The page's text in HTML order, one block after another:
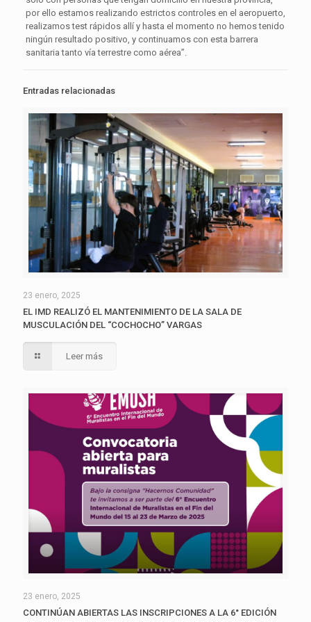
por ello estamos realizando estrictos controles en el aeropuerto,
realizamos test rápidos allí y hasta el momento no hemos tenido
ningún resultado positivo, y continuamos con esta barrera
sanitaria tanto vía terrestre como aérea”.
Entradas relacionadas
23 enero, 2025
EL IMD REALIZÓ EL MANTENIMIENTO DE LA SALA DE
MUSCULACIÓN DEL “COCHOCHO” VARGAS
Leer más
23 enero, 2025
CONTINÚAN ABIERTAS LAS INSCRIPCIONES A LA 6° EDICIÓN